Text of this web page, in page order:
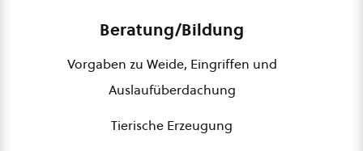
Beratung/Bildung
Vorgaben zu Weide, Eingriffen und
Auslaufüberdachung
Tierische Erzeugung